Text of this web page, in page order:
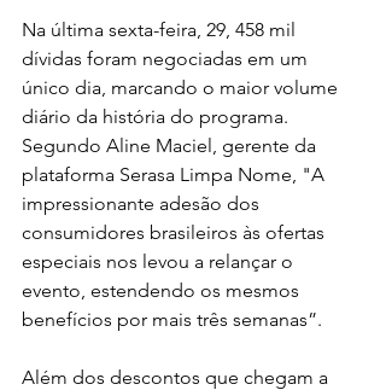
Na última sexta-feira, 29, 458 mil
dívidas foram negociadas em um
único dia, marcando o maior volume
diário da história do programa.
Segundo Aline Maciel, gerente da
plataforma Serasa Limpa Nome, "A
impressionante adesão dos
consumidores brasileiros às ofertas
especiais nos levou a relançar o
evento, estendendo os mesmos
benefícios por mais três semanas”.
Além dos descontos que chegam a